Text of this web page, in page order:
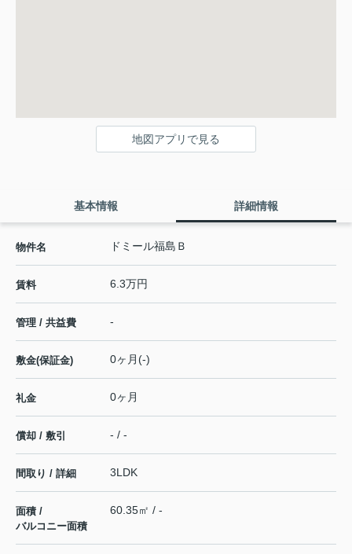
地図アプリで見る
基本情報 詳細情報
物件名 ドミール福島Ｂ
賃料 6.3万円
管理 / 共益費 -
敷金(保証金) 0ヶ月(-)
礼金 0ヶ月
償却 / 敷引 - / -
間取り / 詳細 3LDK
面積 /
バルコニー面積
60.35㎡ / -